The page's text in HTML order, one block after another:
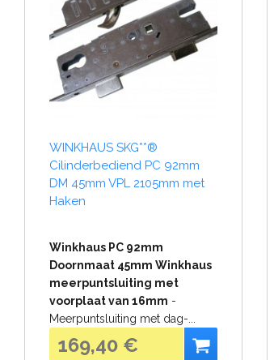
WINKHAUS SKG**®
Cilinderbediend PC 92mm
DM 45mm VPL 2105mm met
Haken
Winkhaus PC 92mm
Doornmaat 45mm Winkhaus
meerpuntsluiting met
voorplaat van 16mm -
Meerpuntsluiting met dag-...
169,40 €